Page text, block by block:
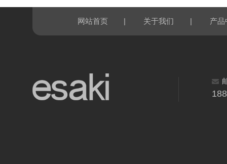
网站首页 | 关于我们 | 产品